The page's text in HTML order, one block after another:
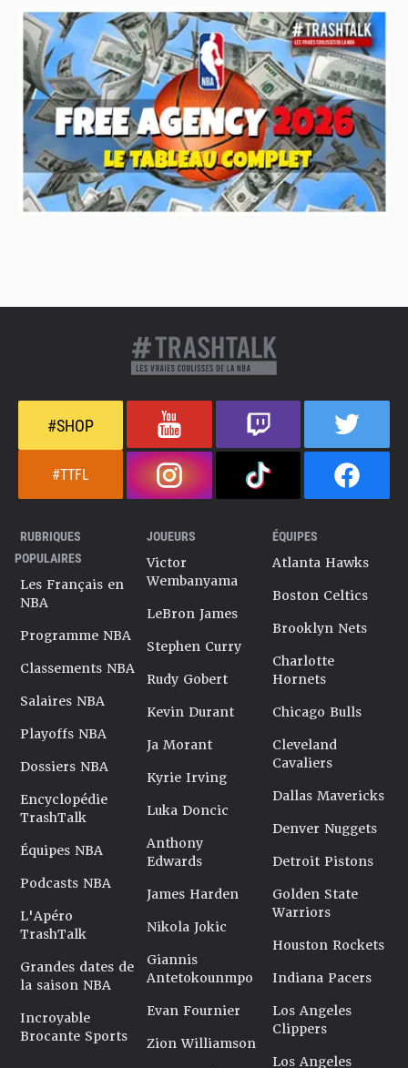
#SHOP
#TTFL
RUBRIQUES
POPULAIRES
Les Français en
NBA
Programme NBA
Classements NBA
Salaires NBA
Playoffs NBA
Dossiers NBA
Encyclopédie
TrashTalk
Équipes NBA
Podcasts NBA
L'Apéro
TrashTalk
Grandes dates de
la saison NBA
Incroyable
Brocante Sports
JOUEURS
Victor
Wembanyama
LeBron James
Stephen Curry
Rudy Gobert
Kevin Durant
Ja Morant
Kyrie Irving
Luka Doncic
Anthony
Edwards
James Harden
Nikola Jokic
Giannis
Antetokounmpo
Evan Fournier
Zion Williamson
ÉQUIPES
Atlanta Hawks
Boston Celtics
Brooklyn Nets
Charlotte
Hornets
Chicago Bulls
Cleveland
Cavaliers
Dallas Mavericks
Denver Nuggets
Detroit Pistons
Golden State
Warriors
Houston Rockets
Indiana Pacers
Los Angeles
Clippers
Los Angeles